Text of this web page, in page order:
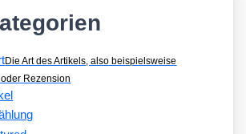
Die Art des Artikels, also beispielsweise
Rezension